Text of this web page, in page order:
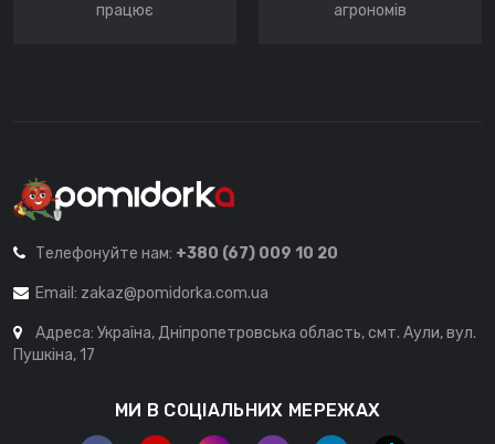
працює
агрономів
Телефонуйте нам: +380 (67) 009 10 20
Email: zakaz@pomidorka.com.ua
Адреса: Україна, Дніпропетровська область, смт. Аули, вул.
Пушкіна, 17
МИ В СОЦІАЛЬНИХ МЕРЕЖАХ